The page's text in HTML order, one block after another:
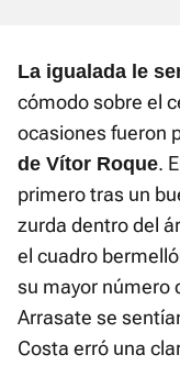
La igualada le
cómodo sobre el
ocasiones fueron
de Vítor Roque.
primero tras un
zurda dentro del
el cuadro
su mayor número
Arrasate se
Costa erró una